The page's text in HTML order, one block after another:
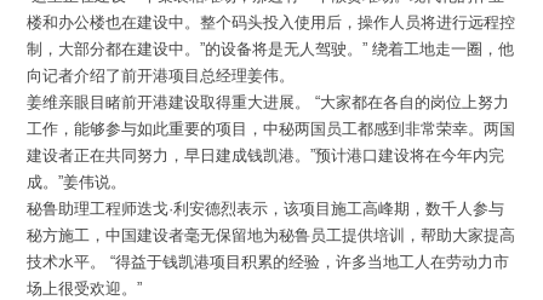
楼和办公楼也在建设中。整个码头投入使用后，操作人员将进行远程控
制，大部分都在建设中。”的设备将是无人驾驶。” 绕着工地走一圈，他
向记者介绍了前开港项目总经理姜伟。
姜维亲眼目睹前开港建设取得重大进展。 “大家都在各自的岗位上努力
工作，能够参与如此重要的项目，中秘两国员工都感到非常荣幸。两国
建设者正在共同努力，早日建成钱凯港。”预计港口建设将在今年内完
成。”姜伟说。
秘鲁助理工程师迭戈·利安德烈表示，该项目施工高峰期，数千人参与
秘方施工，中国建设者毫无保留地为秘鲁员工提供培训，帮助大家提高
技术水平。 “得益于钱凯港项目积累的经验，许多当地工人在劳动力市
场上很受欢迎。”